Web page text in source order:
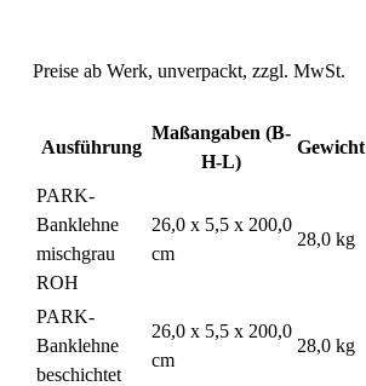
Preise ab Werk, unverpackt, zzgl. MwSt.
Ausführung
Maßangaben (B-
H-L)
Gewicht
PARK-
Banklehne
mischgrau
ROH
26,0 x 5,5 x 200,0
cm
28,0 kg
PARK-
Banklehne
beschichtet
26,0 x 5,5 x 200,0
cm
28,0 kg